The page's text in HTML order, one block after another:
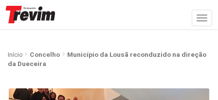
Início Concelho
Município da Lousã reconduzido na direção
da Dueceira